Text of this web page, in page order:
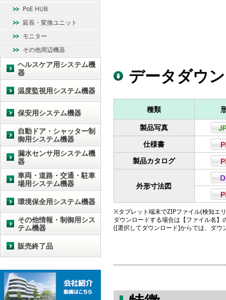
データダウ
種類
製品写真
仕様書
製品カタログ
外形寸法図
※タブレット端末でZIPファイル(検知エ
ダウンロードする場合は【ファイル名
([選択してダウンロード]からでは、ダ
PoE HUB
延長・変換ユニット
モニター
その他周辺機器
ヘルスケア用システム機
器
温度監視用システム機器
保安用システム機器
自動ドア・シャッター制
御用システム機器
漏水センサ用システム機
器
車両・道路・交通・駐車
場用システム機器
環境保全用システム機器
その他情報・制御用シス
テム機器
販売終了品